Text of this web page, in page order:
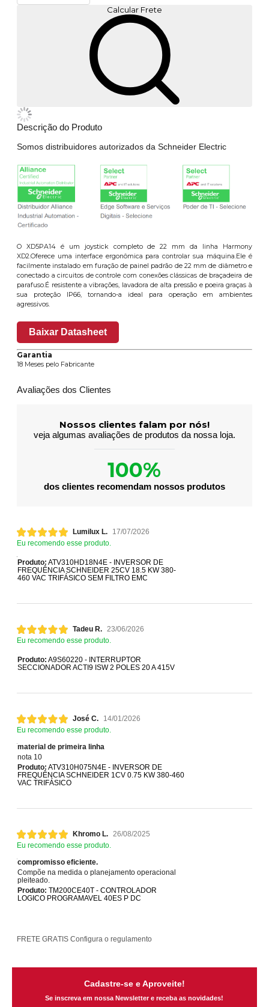
Calcular Frete
Descrição do Produto
Somos distribuidores autorizados da Schneider Electric
O XD5PA14 é um joystick completo de 22 mm da linha Harmony
XD2.Oferece uma interface ergonômica para controlar sua máquina.Ele é
facilmente instalado em furação de painel padrão de 22 mm de diâmetro e
conectado a circuitos de controle com conexões clássicas de braçadeira de
parafuso.É resistente a vibrações, lavadora de alta pressão e poeira graças à
sua proteção IP66, tornando-a ideal para operação em ambientes
agressivos.
Baixar Datasheet
Garantia
18 Meses pelo Fabricante
Avaliações dos Clientes
Nossos clientes falam por nós!
veja algumas avaliações de produtos da nossa loja.
100%
dos clientes recomendam nossos produtos
Lumilux L.
17/07/2026
Eu recomendo esse produto.
Produto: ATV310HD18N4E - INVERSOR DE
FREQUÊNCIA SCHNEIDER 25CV 18.5 KW 380-
460 VAC TRIFÁSICO SEM FILTRO EMC
Tadeu R. 23/06/2026
Eu recomendo esse produto.
Produto: A9S60220 - INTERRUPTOR
SECCIONADOR ACTI9 ISW 2 POLES 20 A 415V
José C.
14/01/2026
Eu recomendo esse produto.
material de primeira linha
nota 10
Produto: ATV310H075N4E - INVERSOR DE
FREQUÊNCIA SCHNEIDER 1CV 0.75 KW 380-460
VAC TRIFÁSICO
Khromo L. 26/08/2025
Eu recomendo esse produto.
compromisso eficiente.
Compõe na medida o planejamento operacional
pleiteado.
Produto: TM200CE40T - CONTROLADOR
LOGICO PROGRAMAVEL 40ES P DC
FRETE GRÁTISConfigura o regulamento
Cadastre-se e Aproveite!
Se inscreva em nossa Newsletter e receba as novidades!